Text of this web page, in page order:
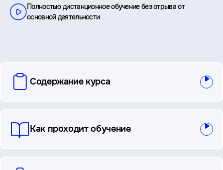
Полностью дистанционное обучение без отрыва от
основной деятельности
вопросы
Содержание курса
Как проходит обучение